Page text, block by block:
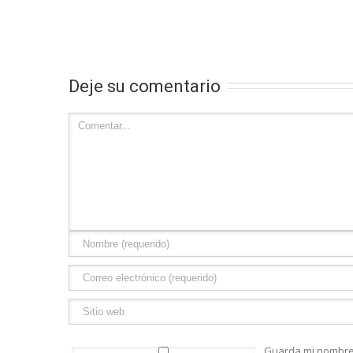
Deje su comentario